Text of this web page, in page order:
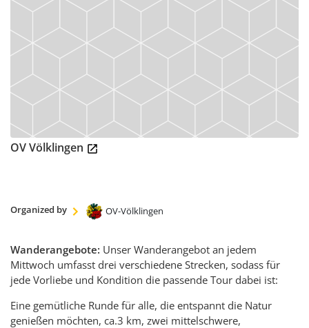
Shopware
ÜBER
UNS
Geschäftsstelle
Ortsvereine
Der
Hütten
Wandermagazin
Spenden
Satzung
Links
OV Völklingen
Organized by OV-Völklingen
Wanderangebote: Unser Wanderangebot an jedem
Mittwoch umfasst drei verschiedene Strecken, sodass für
jede Vorliebe und Kondition die passende Tour dabei ist:
Eine gemütliche Runde für alle, die entspannt die Natur
genießen möchten, ca.3 km, zwei mittelschwere,